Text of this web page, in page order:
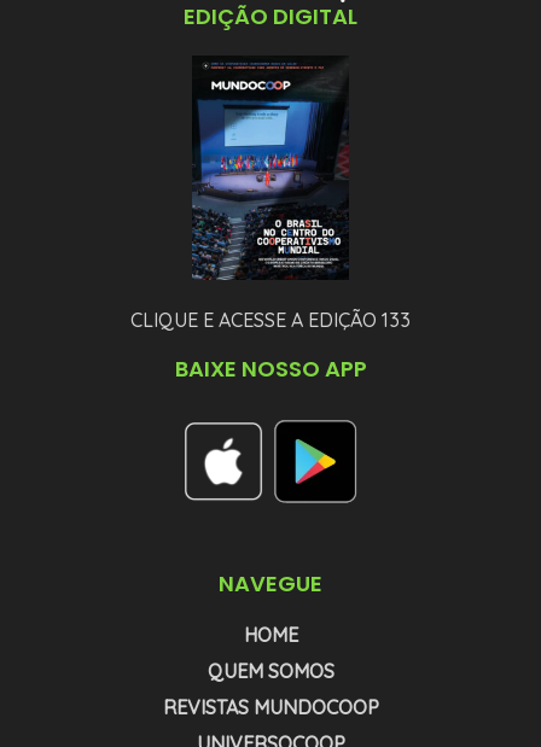
EDIÇÃO DIGITAL
CLIQUE E ACESSE A EDIÇÃO 133
BAIXE NOSSO APP
NAVEGUE
HOME
QUEM SOMOS
REVISTAS MUNDOCOOP